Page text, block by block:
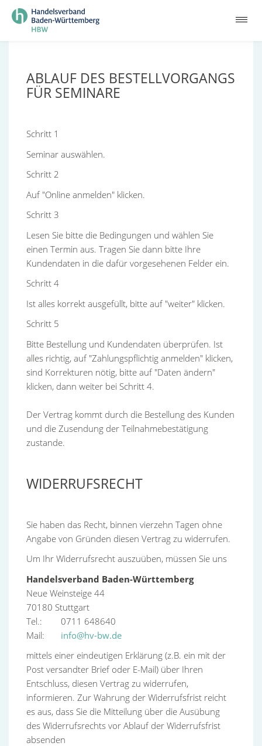
ABLAUF DES BESTELLVORGANGS
FÜR SEMINARE
Schritt 1
Seminar auswählen.
Schritt 2
Auf "Online anmelden" klicken.
Schritt 3
Lesen Sie bitte die Bedingungen und wählen Sie
einen Termin aus. Tragen Sie dann bitte Ihre
Kundendaten in die dafür vorgesehenen Felder ein.
Schritt 4
Ist alles korrekt ausgefüllt, bitte auf "weiter" klicken.
Schritt 5
Bitte Bestellung und Kundendaten überprüfen. Ist
alles richtig, auf "Zahlungspflichtig anmelden" klicken,
sind Korrekturen nötig, bitte auf "Daten ändern"
klicken, dann weiter bei Schritt 4.
Der Vertrag kommt durch die Bestellung des Kunden
und die Zusendung der Teilnahmebestätigung
zustande.
WIDERRUFSRECHT
Sie haben das Recht, binnen vierzehn Tagen ohne
Angabe von Gründen diesen Vertrag zu widerrufen.
Um Ihr Widerrufsrecht auszuüben, müssen Sie uns
Handelsverband Baden-Württemberg
Neue Weinsteige 44
70180 Stuttgart
Tel.: 0711 648640
Mail: info@hv-bw.de
mittels einer eindeutigen Erklärung (z.B. ein mit der
Post versandter Brief oder E-Mail) über Ihren
Entschluss, diesen Vertrag zu widerrufen,
informieren. Zur Wahrung der Widerrufsfrist reicht
es aus, dass Sie die Mitteilung über die Ausübung
des Widerrufsrechts vor Ablauf der Widerrufsfrist
absenden